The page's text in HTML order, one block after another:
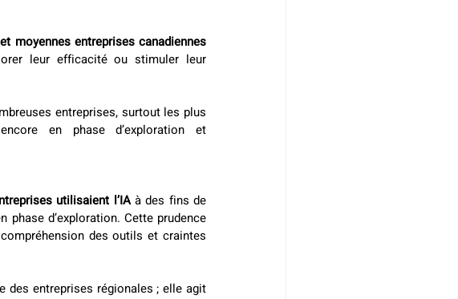
moyennes entreprises canadiennes
leur efficacité ou stimuler leur
entreprises, surtout les plus
en phase d’exploration et
utilisaient l’IA à des fins de
d’exploration. Cette prudence
des outils et craintes
des entreprises régionales ; elle agit